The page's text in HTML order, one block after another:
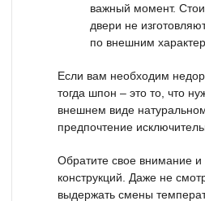
важный момент.
двери не
по внешним
Если вам необходим
тогда шпон – это то, что
внешнем виде
предпочтение
Обратите свое внимание
конструкций. Даже не
выдержать смены